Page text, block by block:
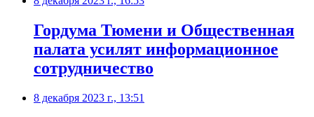
Гордума Тюмени и Общественная
палата усилят информационное
сотрудничество
8 декабря 2023 г., 13:51